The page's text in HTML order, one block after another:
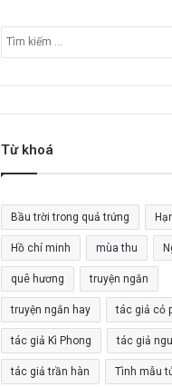
Từ khoá
Bầu trời trong quả trứng
Hồ chí minh mùa thu
quê hương truyện ngắn
truyện ngắn hay tác giả cỏ
tác giả Kì Phong tác giả
tác giả trần hàn Tình mẫu